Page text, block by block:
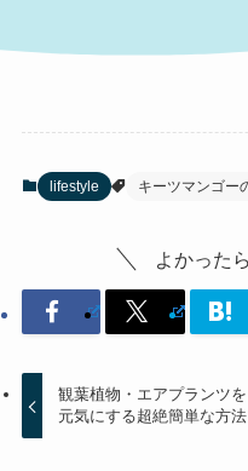
lifestyle キーツマンゴー
よかった
観葉植物・エアプランツを
元気にする超絶簡単な方法